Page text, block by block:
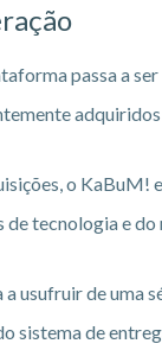
passa a
o
tecnologia e do
usufruir de uma
sistema de